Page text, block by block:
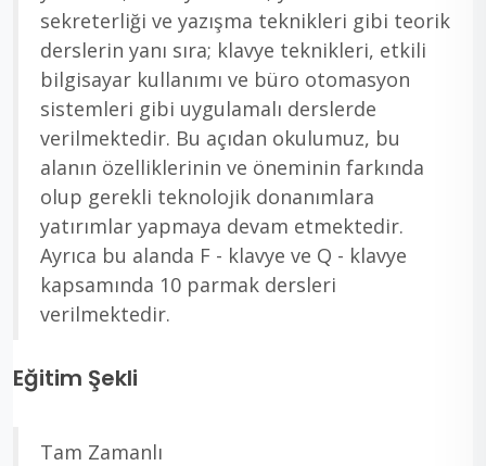
sekreterliği ve yazışma teknikleri gibi teorik
derslerin yanı sıra; klavye teknikleri, etkili
bilgisayar kullanımı ve büro otomasyon
sistemleri gibi uygulamalı derslerde
verilmektedir. Bu açıdan okulumuz, bu
alanın özelliklerinin ve öneminin farkında
olup gerekli teknolojik donanımlara
yatırımlar yapmaya devam etmektedir.
Ayrıca bu alanda F - klavye ve Q - klavye
kapsamında 10 parmak dersleri
verilmektedir.
Eğitim Şekli
Tam Zamanlı